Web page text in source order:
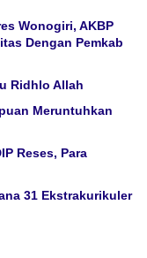
Wonogiri, AKBP
Dengan Pemkab
Ridhlo Allah
Meruntuhkan
Reses, Para
31 Ekstrakurikuler